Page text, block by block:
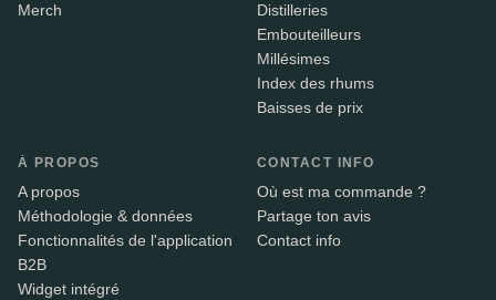
Merch
Distilleries
Embouteilleurs
Millésimes
Index des rhums
Baisses de prix
À PROPOS
A propos
Méthodologie & données
Fonctionnalités de l'application
B2B
Widget intégré
CONTACT INFO
Où est ma commande ?
Partage ton avis
Contact info